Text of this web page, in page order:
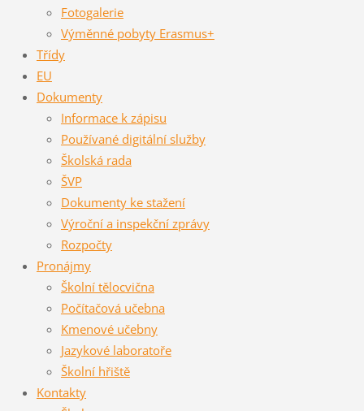
Fotogalerie
Výměnné pobyty Erasmus+
Třídy
EU
Dokumenty
Informace k zápisu
Používané digitální služby
Školská rada
ŠVP
Dokumenty ke stažení
Výroční a inspekční zprávy
Rozpočty
Pronájmy
Školní tělocvična
Počítačová učebna
Kmenové učebny
Jazykové laboratoře
Školní hřiště
Kontakty